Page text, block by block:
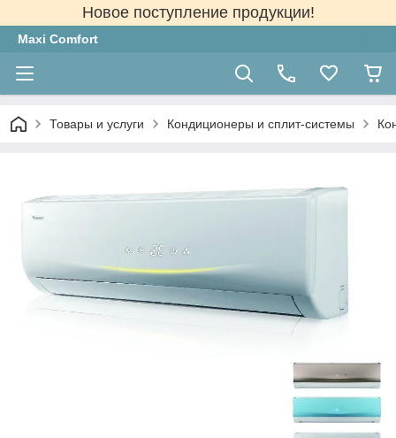
Новое поступление продукции!
Maxi Comfort
Товары и услуги Кондиционеры и сплит-системы